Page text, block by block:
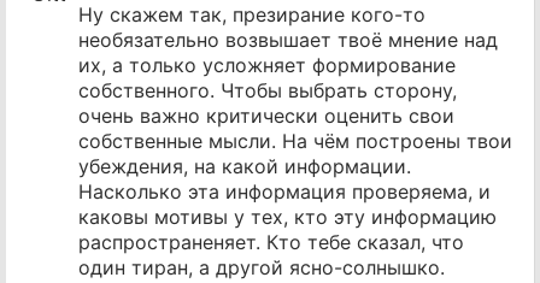
Ну скажем так, презирание кого-то
необязательно возвышает твоё мнение над
их, а только усложняет формирование
собственного. Чтобы выбрать сторону,
очень важно критически оценить свои
собственные мысли. На чём построены твои
убеждения, на какой информации.
Насколько эта информация проверяема, и
каковы мотивы у тех, кто эту информацию
распространеняет. Кто тебе сказал, что
один тиран, а другой ясно-солнышко.